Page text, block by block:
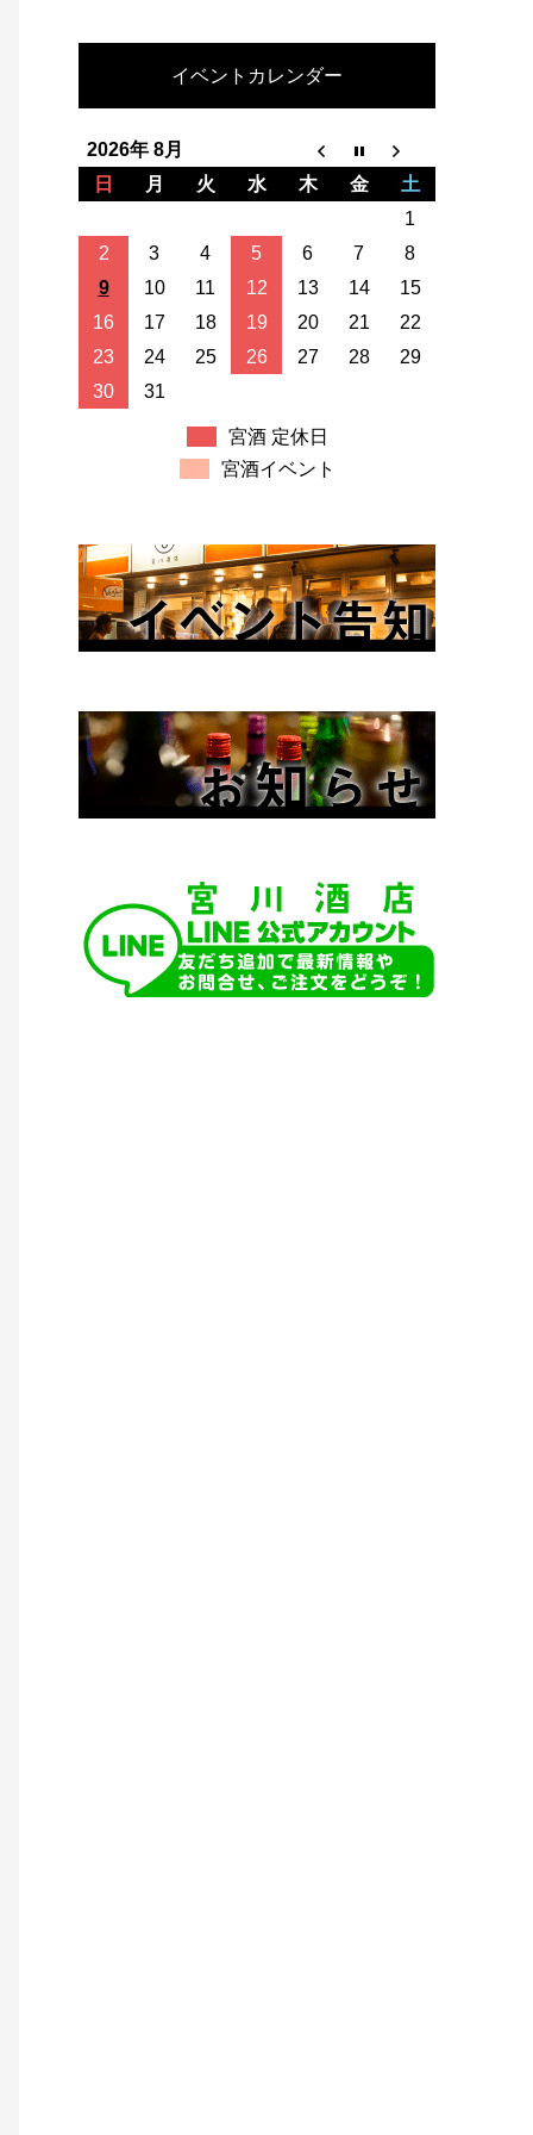
イベントカレンダー
2026年 8月
日
月 火 水 木 金
土
1
2
3 4 5 6 7
8
9
10 11 12 13 14
15
16
17 18 19 20 21
22
23
24 25 26 27 28
29
30
31
宮酒 定休日
宮酒イベント